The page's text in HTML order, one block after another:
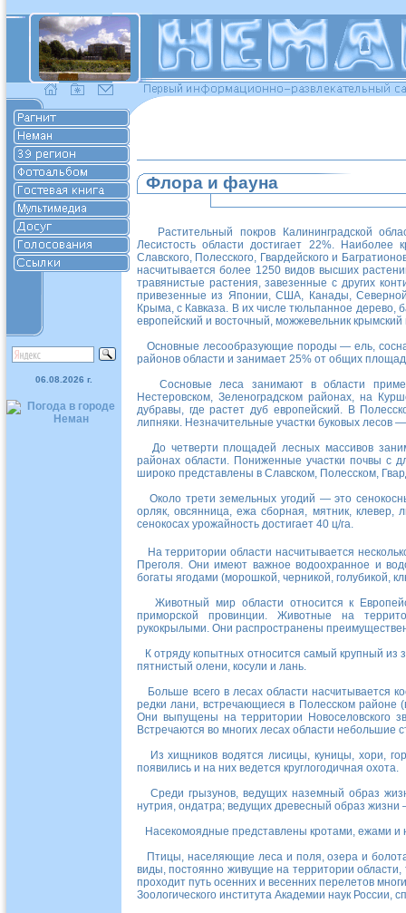
06.08.2026 г.
Флора и фауна
Растительный покров Калининградской
Лесистость области достигает 22%. Наиболее
Славского, Полесского, Гвардейского и
насчитывается более 1250 видов высших
травянистые растения, завезенные с других
привезенные из Японии, США, Канады,
Крыма, с Кавказа. В их числе тюльпанное дерево,
европейский и восточный, можжевельник крымский
Основные лесообразующие породы — ель,
районов области и занимает 25% от общих
Сосновые леса занимают в области
Нестеровском, Зеленоградском районах, на
дубравы, где растет дуб европейский. В
липняки. Незначительные участки буковых лесов
До четверти площадей лесных массивов
районах области. Пониженные участки почвы с
широко представлены в Славском, Полесском,
Около трети земельных угодий — это
орляк, овсянница, ежа сборная, мятник,
сенокосах урожайность достигает 40 ц/га.
На территории области насчитывается
Преголя. Они имеют важное водоохранное и
богаты ягодами (морошкой, черникой, голубикой,
Животный мир области относится к
приморской провинции. Животные на
рукокрылыми. Они распространены
К отряду копытных относится самый крупный из
пятнистый олени, косули и лань.
Больше всего в лесах области насчитывается
редки лани, встречающиеся в Полесском районе
Они выпущены на территории Новоселовского
Встречаются во многих лесах области небольшие
Из хищников водятся лисицы, куницы, хори,
появились и на них ведется круглогодичная охота.
Среди грызунов, ведущих наземный образ
нутрия, ондатра; ведущих древесный образ жизни
Насекомоядные представлены кротами, ежами
Птицы, населяющие леса и поля, озера и
виды, постоянно живущие на территории
проходит путь осенних и весенних перелетов
Зоологического института Академии наук России,